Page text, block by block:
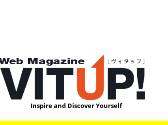
Inspire and Discover Yourself